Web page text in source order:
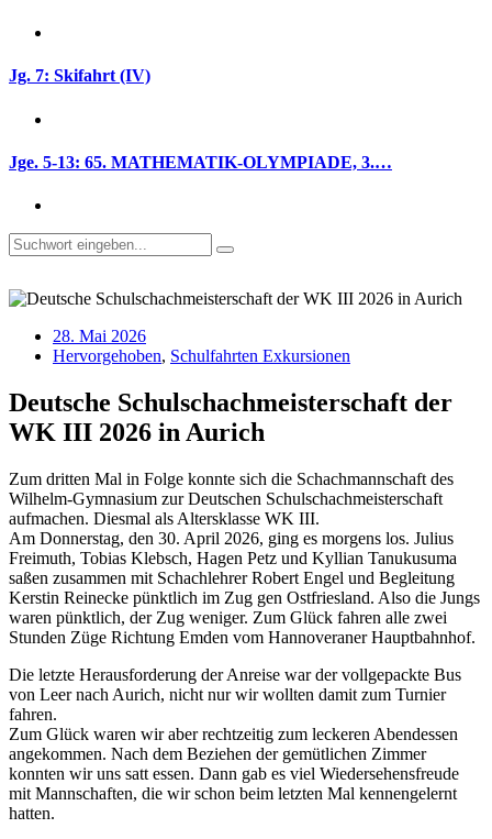
Jg. 7: Skifahrt (IV)
Jge. 5-13: 65. MATHEMATIK-OLYMPIADE, 3.…
28. Mai 2026
Hervorgehoben, Schulfahrten Exkursionen
Deutsche Schulschachmeisterschaft der
WK III 2026 in Aurich
Zum dritten Mal in Folge konnte sich die Schachmannschaft des
Wilhelm-Gymnasium zur Deutschen Schulschachmeisterschaft
aufmachen. Diesmal als Altersklasse WK III.
Am Donnerstag, den 30. April 2026, ging es morgens los. Julius
Freimuth, Tobias Klebsch, Hagen Petz und Kyllian Tanukusuma
saßen zusammen mit Schachlehrer Robert Engel und Begleitung
Kerstin Reinecke pünktlich im Zug gen Ostfriesland. Also die Jungs
waren pünktlich, der Zug weniger. Zum Glück fahren alle zwei
Stunden Züge Richtung Emden vom Hannoveraner Hauptbahnhof.
Die letzte Herausforderung der Anreise war der vollgepackte Bus
von Leer nach Aurich, nicht nur wir wollten damit zum Turnier
fahren.
Zum Glück waren wir aber rechtzeitig zum leckeren Abendessen
angekommen. Nach dem Beziehen der gemütlichen Zimmer
konnten wir uns satt essen. Dann gab es viel Wiedersehensfreude
mit Mannschaften, die wir schon beim letzten Mal kennengelernt
hatten.